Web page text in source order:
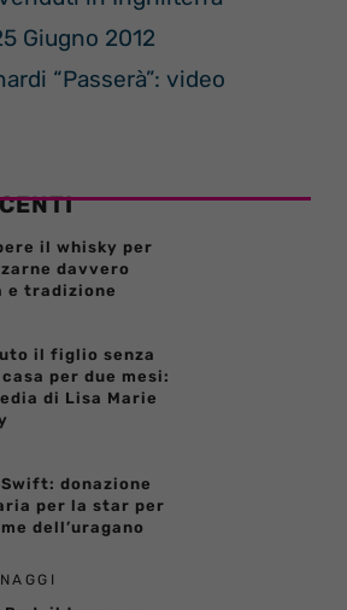
Giugno 2012
“Passerà”: video
il whisky per
davvero
e tradizione
il figlio senza
per due mesi:
di Lisa Marie
donazione
per la star per
dell’uragano